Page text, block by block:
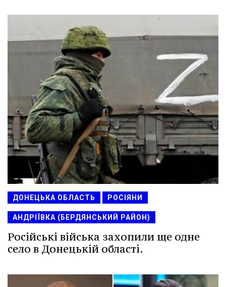
ДОНЕЦЬКА ОБЛАСТЬ РОСІЯНИ
АНДРІЇВКА (БЕРДЯНСЬКИЙ РАЙОН)
Російські війська захопили ще одне
село в Донецькій області.